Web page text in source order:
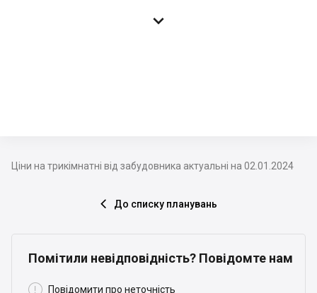

Ціни на трикімнатні від забудовника актуальні на 02.01.2024
 До списку планувань
Помітили невідповідність? Повідомте нам
 Повідомити про неточність